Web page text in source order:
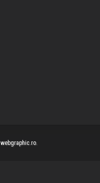
webgraphic.ro.